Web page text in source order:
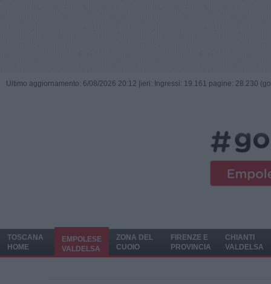
Ultimo aggiornamento: 6/08/2026 20:12 | ieri: Ingressi: 19.161 pagine: 28.230
TOSCANA
HOME
EMPOLESE
VALDELSA
ZONA DEL
CUOIO
FIRENZE E
PROVINCIA
CHIANTI
VALDELSA